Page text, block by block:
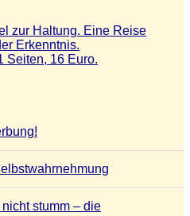
zur Haltung. Eine Reise
Erkenntnis.
Seiten, 16 Euro.
stumm – die